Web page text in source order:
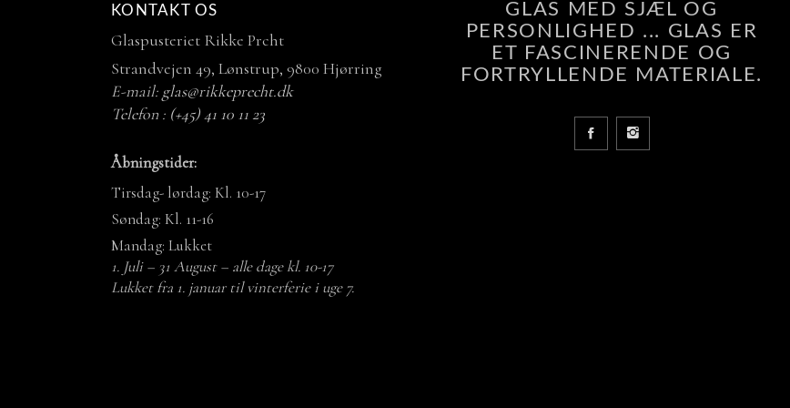
KONTAKT OS
Glaspusteriet Rikke Prcht
Strandvejen 49, Lønstrup, 9800 Hjørring
E-mail: glas@rikkeprecht.dk
Telefon : (+45) 41 10 11 23
Åbningstider:
Tirsdag- lørdag: Kl. 10-17
Søndag: Kl. 11-16
Mandag: Lukket
1. Juli – 31 August – alle dage kl. 10-17
Lukket fra 1. januar til vinterferie i uge 7.
GLAS MED SJÆL OG
PERSONLIGHED ... GLAS ER
ET FASCINERENDE OG
FORTRYLLENDE MATERIALE.